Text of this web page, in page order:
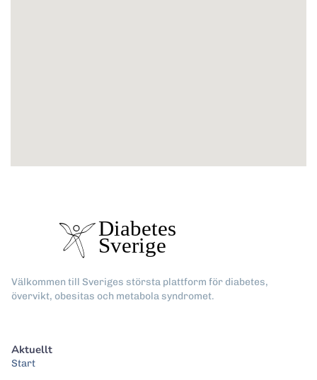
Välkommen till Sveriges största plattform för diabetes,
övervikt, obesitas och metabola syndromet.
Aktuellt
Start